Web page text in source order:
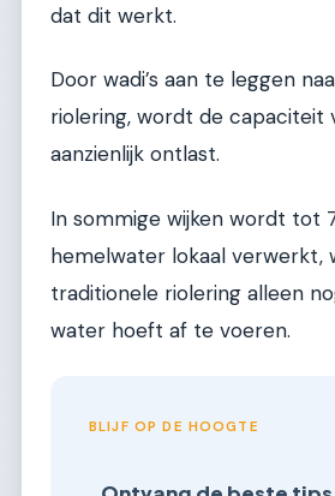
dat dit werkt.
Door wadi’s aan te leggen
riolering, wordt de capaciteit
aanzienlijk ontlast.
In sommige wijken wordt tot
hemelwater lokaal verwerkt,
traditionele riolering alleen
water hoeft af te voeren.
BLIJF OP DE HOOGTE